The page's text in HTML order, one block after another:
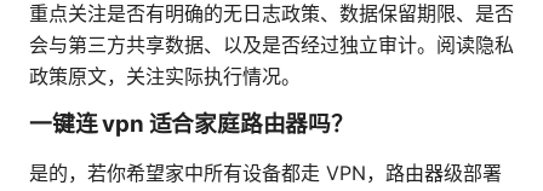
重点关注是否有明确的无日志政策、数据保留期限、是否
会与第三方共享数据、以及是否经过独立审计。阅读隐私
政策原文，关注实际执行情况。
一键连 vpn 适合家庭路由器吗？
是的，若你希望家中所有设备都走 VPN，路由器级部署